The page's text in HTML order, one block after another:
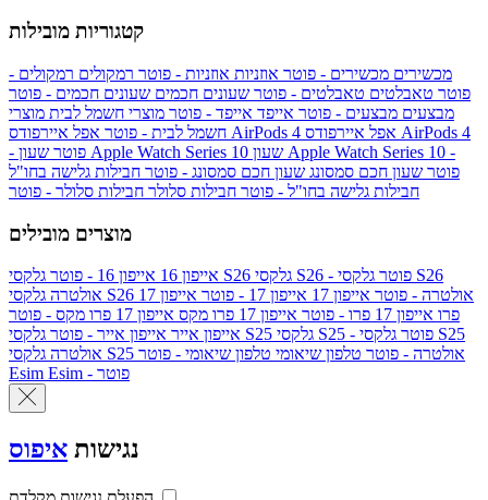
קטגוריות מובילות
מכשירים מכשירים - פוטר אוזניות אוזניות - פוטר רמקולים רמקולים -
פוטר טאבלטים טאבלטים - פוטר שעונים חכמים שעונים חכמים - פוטר
מבצעים מבצעים - פוטר אייפד אייפד - פוטר מוצרי חשמל לבית מוצרי
חשמל לבית - פוטר אפל איירפודס AirPods 4 אפל איירפודס AirPods 4
- פוטר שעון Apple Watch Series 10 שעון Apple Watch Series 10 -
פוטר שעון חכם סמסונג שעון חכם סמסונג - פוטר חבילות גלישה בחו"ל
חבילות גלישה בחו"ל - פוטר חבילות סלולר חבילות סלולר - פוטר
מוצרים מובילים
אייפון 16 אייפון 16 - פוטר גלקסי S26 גלקסי S26 - פוטר גלקסי S26
אולטרה
גלקסי S26 אולטרה - פוטר אייפון 17 אייפון 17 - פוטר
אייפון 17
פרו אייפון 17 פרו - פוטר אייפון 17 פרו מקס
אייפון 17 פרו מקס - פוטר
אייפון אייר אייפון אייר - פוטר גלקסי S25 גלקסי S25 - פוטר גלקסי S25
אולטרה
גלקסי S25 אולטרה - פוטר טלפון שיאומי טלפון שיאומי - פוטר
Esim
Esim - פוטר
נגישות איפוס